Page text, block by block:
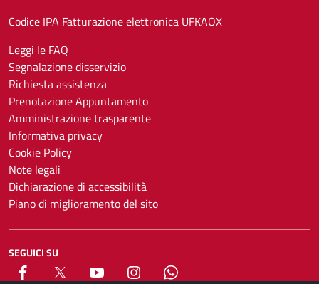
Codice IPA Fatturazione elettronica UFKAOX
Leggi le FAQ
Segnalazione disservizio
Richiesta assistenza
Prenotazione Appuntamento
Amministrazione trasparente
Informativa privacy
Cookie Policy
Note legali
Dichiarazione di accessibilità
Piano di miglioramento del sito
SEGUICI SU
Facebook YouTube Instagram